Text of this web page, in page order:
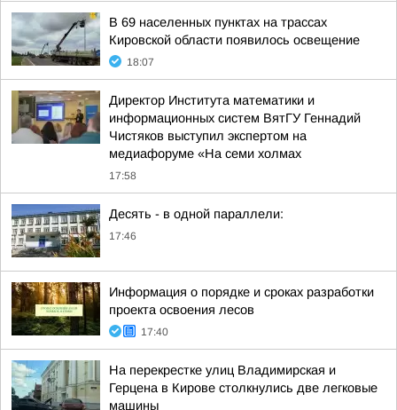
В 69 населенных пунктах на трассах
Кировской области появилось освещение
18:07
Директор Института математики и
информационных систем ВятГУ Геннадий
Чистяков выступил экспертом на
медиафоруме «На семи холмах
17:58
Десять - в одной параллели:
17:46
Информация о порядке и сроках разработки
проекта освоения лесов
17:40
На перекрестке улиц Владимирская и
Герцена в Кирове столкнулись две легковые
машины